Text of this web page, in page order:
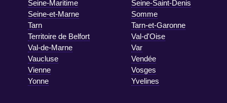
Seine-Maritime
Seine-Saint-Denis
Seine-et-Marne
Somme
Tarn
Tarn-et-Garonne
Territoire de Belfort
Val-d'Oise
Val-de-Marne
Var
Vaucluse
Vendée
Vienne
Vosges
Yonne
Yvelines